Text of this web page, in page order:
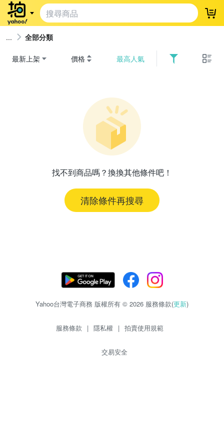
登
全部分類
最新上架 價格 最高人氣
找不到商品嗎？換換其他條件吧！
清除條件再搜尋
Yahoo台灣電子商務 版權所有 © 2026 服務條款(更新)
服務條款 | 隱私權 | 拍賣使用規範
交易安全